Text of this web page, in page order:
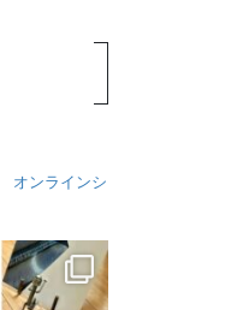
オンラインシ